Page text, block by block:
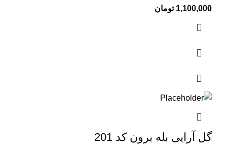
1,100,000 تومان
گل آرایی بله برون کد 201